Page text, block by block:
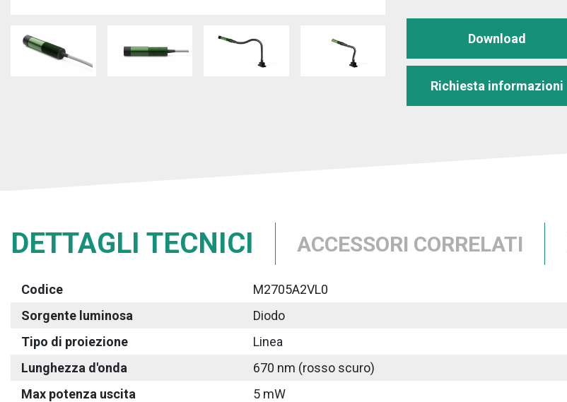
Download
Richiesta informazioni
DETTAGLI TECNICI ACCESSORI CORRELATI
Codice
M2705A2VL0
Sorgente luminosa
Diodo
Tipo di proiezione
Linea
Lunghezza d'onda
670 nm (rosso scuro)
Max potenza uscita
5 mW